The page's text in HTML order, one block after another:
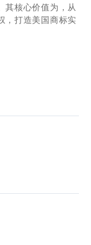
其核心价值为，从
，打造美国商标实